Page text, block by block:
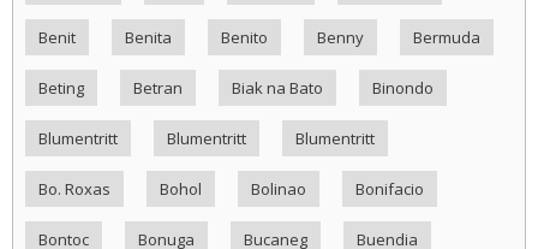
Benit Benita Benito Benny Bermuda
Beting Betran Biak na Bato Binondo
Blumentritt Blumentritt Blumentritt
Bo. Roxas Bohol Bolinao Bonifacio
Bontoc Bonuga Bucaneg Buendia